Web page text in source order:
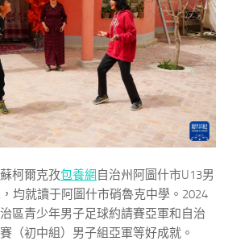
柯爾克孜包養網 自治州阿圖什市U13男
均就讀于阿圖什市硝魯克中學。2024
區青少年男子足球約請賽亞軍和自治
（初中組）男子組亞軍等好成就。